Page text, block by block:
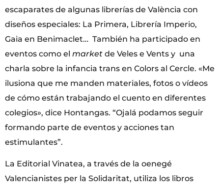
escaparates de algunas librerías de València con
diseños especiales: La Primera, Librería Imperio,
Gaia en Benimaclet… También ha participado en
eventos como el market de Veles e Vents y una
charla sobre la infancia trans en Colors al Cercle. «Me
ilusiona que me manden materiales, fotos o vídeos
de cómo están trabajando el cuento en diferentes
colegios», dice Hontangas. “Ojalá podamos seguir
formando parte de eventos y acciones tan
estimulantes”.
La Editorial Vinatea, a través de la oenegé
Valencianistes per la Solidaritat, utiliza los libros